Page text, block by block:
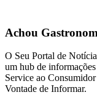
Achou
O Seu Portal de
um hub de
Service ao
Vontade de Informar.